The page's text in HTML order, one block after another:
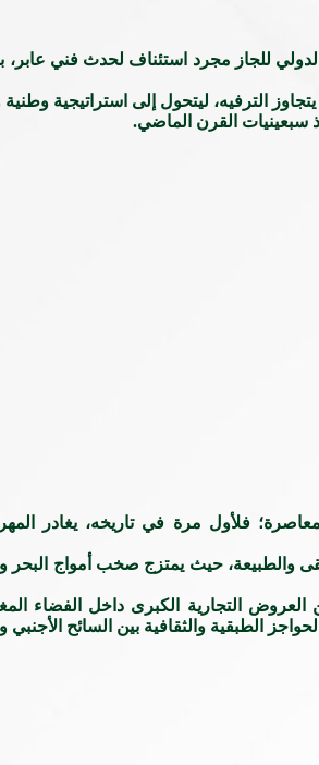
للجاز مجرد استئناف لحدث فني عابر،
الترفيه، ليتحول إلى استراتيجية
سبعينيات القرن الماضي.
فلأول مرة في تاريخه، يغادر
والطبيعة، حيث يمتزج صخب أمواج البحر
العروض التجارية الكبرى داخل الفضاء
الطبقية والثقافية بين السائح